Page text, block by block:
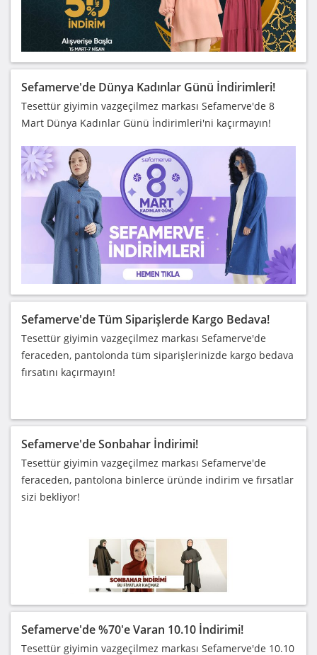
Sefamerve'de Dünya Kadınlar Günü İndirimleri!
Tesettür giyimin vazgeçilmez markası Sefamerve'de 8
Mart Dünya Kadınlar Günü İndirimleri'ni kaçırmayın!
Sefamerve'de Tüm Siparişlerde Kargo Bedava!
Tesettür giyimin vazgeçilmez markası Sefamerve'de
feraceden, pantolonda tüm siparişlerinizde kargo bedava
fırsatını kaçırmayın!
Sefamerve'de Sonbahar İndirimi!
Tesettür giyimin vazgeçilmez markası Sefamerve'de
feraceden, pantolona binlerce üründe indirim ve fırsatlar
sizi bekliyor!
Sefamerve'de %70'e Varan 10.10 İndirimi!
Tesettür giyimin vazgeçilmez markası Sefamerve'de 10.10